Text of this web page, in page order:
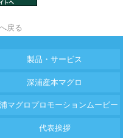
戻る
製品・サービス
深浦産本マグロ
マグロプロモーションムービー
代表挨拶